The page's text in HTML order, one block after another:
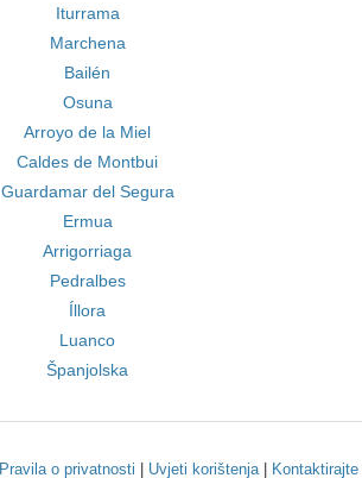
Iturrama
Marchena
Bailén
Osuna
Arroyo de la Miel
Caldes de Montbui
Guardamar del Segura
Ermua
Arrigorriaga
Pedralbes
Íllora
Luanco
Španjolska
Pravila o privatnosti Uvjeti korištenja| Kontaktirajte